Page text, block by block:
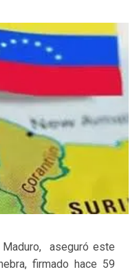
Maduro, aseguró este
firmado hace 59